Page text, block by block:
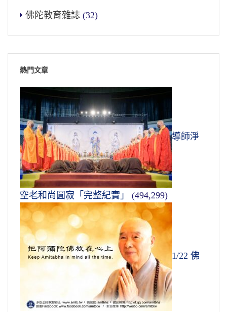
佛陀教育雜誌 (32)
熱門文章
導師淨
空老和尚圓寂「完整紀實」 (494,299)
1/22 佛